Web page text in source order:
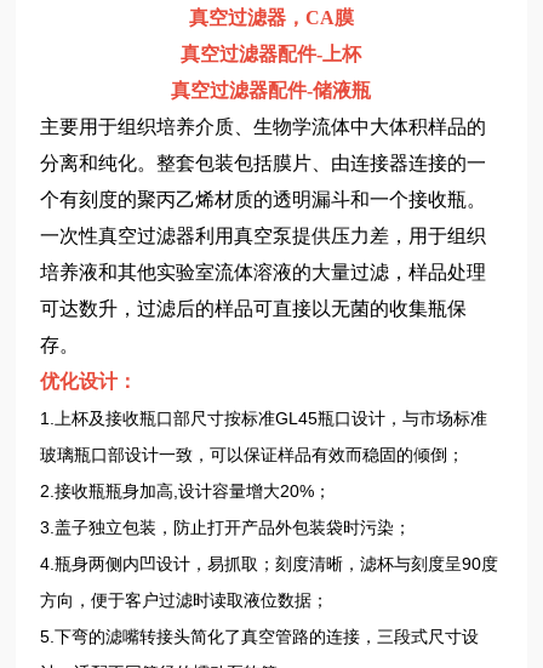
真空过滤器，CA膜
真空过滤器配件-上杯
真空过滤器配件-储液瓶
主要用于组织培养介质、生物学流体中大体积样品的
分离和纯化。整套包装包括膜片、由连接器连接的一
个有刻度的聚丙乙烯材质的透明漏斗和一个接收瓶。
一次性真空过滤器利用真空泵提供压力差，用于组织
培养液和其他实验室流体溶液的大量过滤，样品处理
可达数升，过滤后的样品可直接以无菌的收集瓶保
存。
优化设计：
1.上杯及接收瓶口部尺寸按标准GL45瓶口设计，与市场标准
玻璃瓶口部设计一致，可以保证样品有效而稳固的倾倒；
2.接收瓶瓶身加高,设计容量增大20%；
3.盖子独立包装，防止打开产品外包装袋时污染；
4.瓶身两侧内凹设计，易抓取；刻度清晰，滤杯与刻度呈90度
方向，便于客户过滤时读取液位数据；
5.下弯的滤嘴转接头简化了真空管路的连接，三段式尺寸设